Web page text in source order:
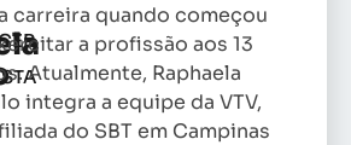
carreira quando começou
a profissão aos 13
Atualmente, Raphaela
integra a equipe da VTV,
do SBT em Campinas